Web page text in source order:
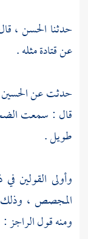
حدثنا الحسن،
عنقتادةمثله .
حدثت عنالحسين
قال : سمعت
طويل .
وأولى القولين
المجصص ، وذلك
ومنه قول الراجز :